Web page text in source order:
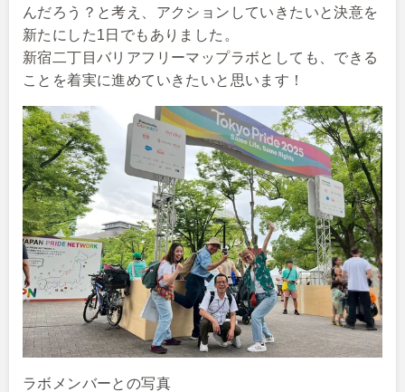
んだろう？と考え、アクションしていきたいと決意を
新たにした1日でもありました。
新宿二丁目バリアフリーマップラボとしても、できる
ことを着実に進めていきたいと思います！
ラボメンバーとの写真